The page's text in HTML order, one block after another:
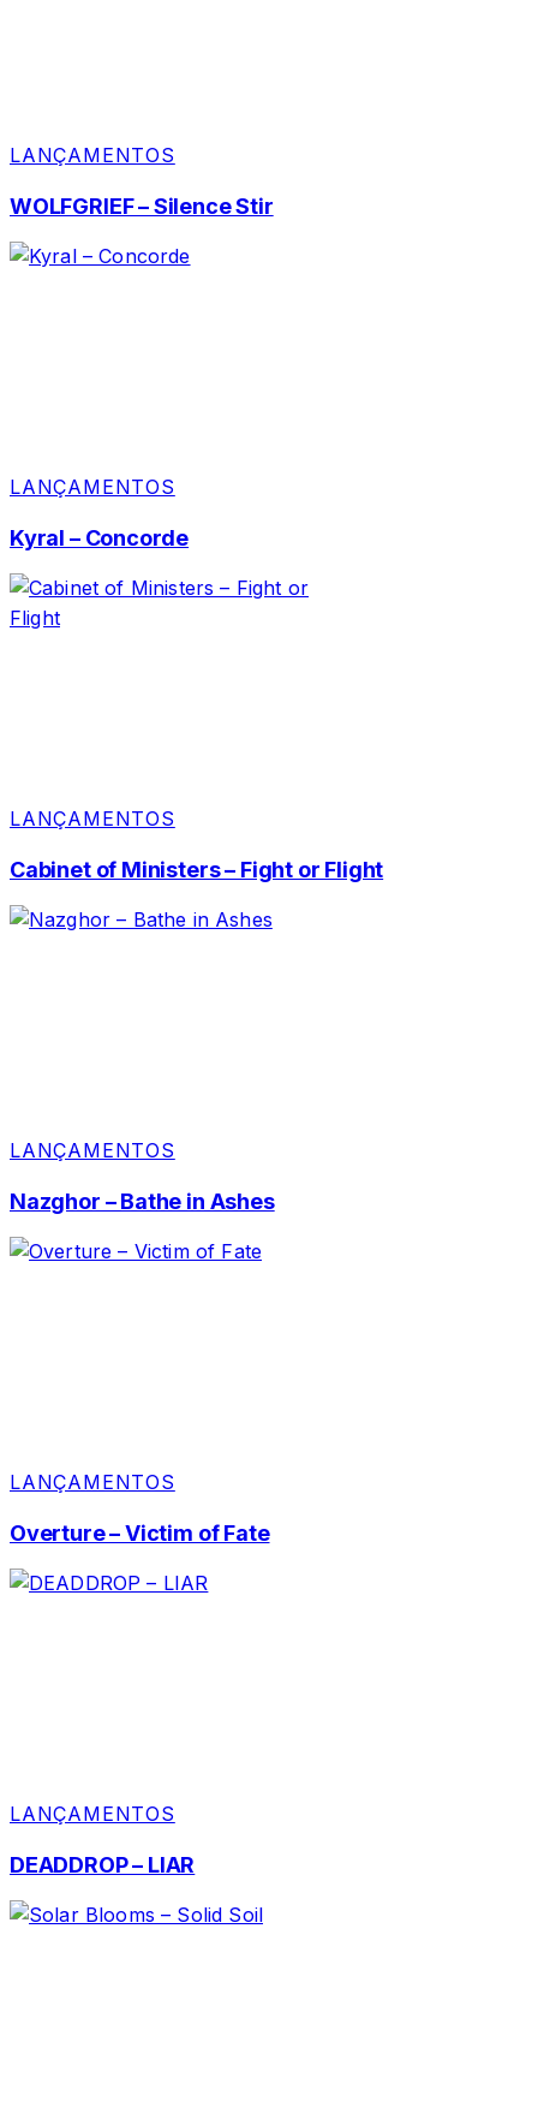
LANÇAMENTOS
WOLFGRIEF – Silence Stir
LANÇAMENTOS
Kyral – Concorde
LANÇAMENTOS
Cabinet of Ministers – Fight or Flight
LANÇAMENTOS
Nazghor – Bathe in Ashes
LANÇAMENTOS
Overture – Victim of Fate
LANÇAMENTOS
DEADDROP – LIAR